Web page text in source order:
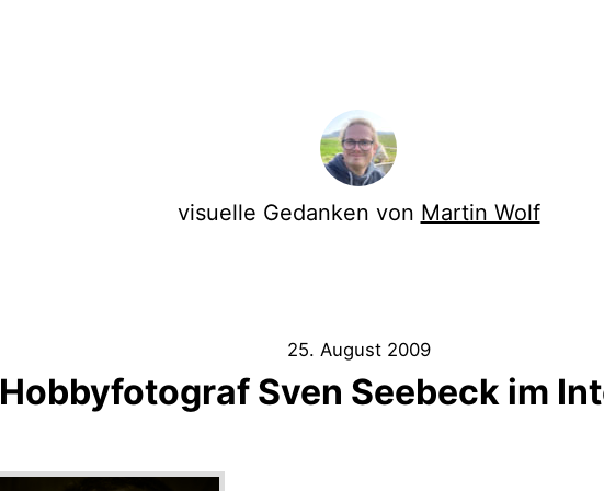
visuelle Gedanken von Martin Wolf
25. August 2009
Hobbyfotograf Sven Seebeck im